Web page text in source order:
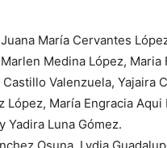
María Cervantes
Medina López,
Valenzuela, Yajaira
López, María Engracia
Yadira Luna Gómez.